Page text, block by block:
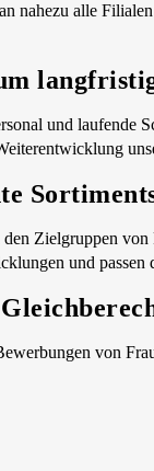
nahezu alle
und laufende
Zielgruppen
und
von